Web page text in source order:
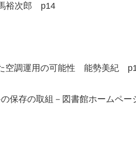
裕次郎 p14
た空調運用の可能性 能勢美紀
保存の取組－図書館ホームペ